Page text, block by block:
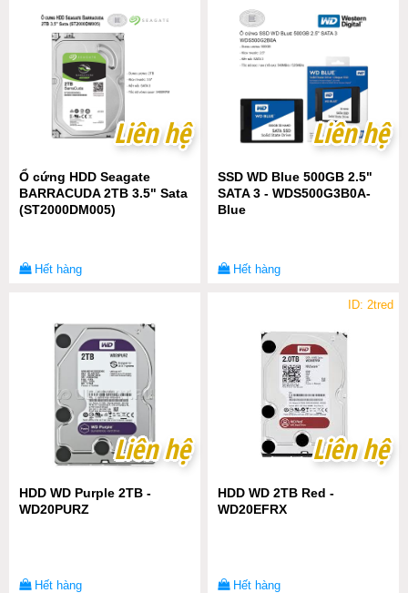
Liên hệ
Liên hệ
Ổ cứng HDD Seagate
BARRACUDA 2TB 3.5" Sata
(ST2000DM005)
Hết hàng
Liên hệ
Liên hệ
SSD WD Blue 500GB 2.5"
SATA 3 - WDS500G3B0A-
Blue
Hết hàng
Liên hệ
Liên hệ
HDD WD Purple 2TB -
WD20PURZ
Hết hàng
ID: 2tred
Liên hệ
Liên hệ
HDD WD 2TB Red -
WD20EFRX
Hết hàng